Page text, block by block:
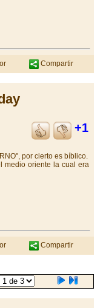
Compartir
+1
por cierto es bíblico.
medio oriente la cual era
Compartir